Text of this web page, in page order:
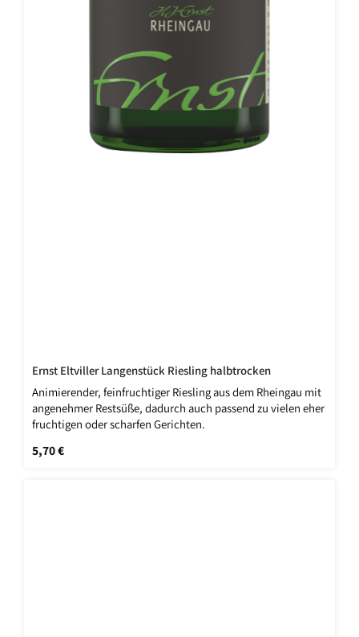
Ernst Eltviller Langenstück Riesling halbtrocken
Animierender, feinfruchtiger Riesling aus dem Rheingau mit
angenehmer Restsüße, dadurch auch passend zu vielen eher
fruchtigen oder scharfen Gerichten.
Regulärer Preis:
5,70 €